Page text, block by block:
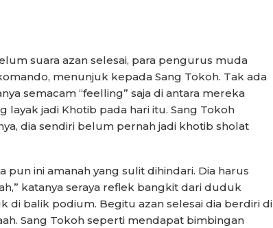
suara azan selesai, para pengurus muda
menunjuk kepada Sang Tokoh. Tak ada
semacam “feelling” saja di antara mereka
layak jadi Khotib pada hari itu. Sang Tokoh
dia sendiri belum pernah jadi khotib sholat
pun ini amanah yang sulit dihindari. Dia harus
katanya seraya reflek bangkit dari duduk
di balik podium. Begitu azan selesai dia berdiri di
Sang Tokoh seperti mendapat bimbingan